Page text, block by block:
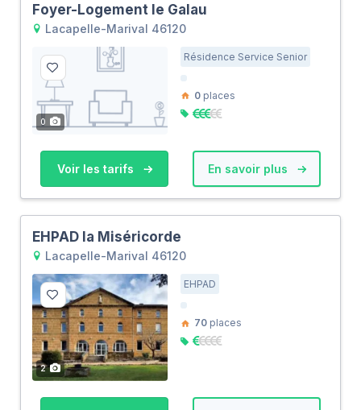
Foyer-Logement le Galau
Lacapelle-Marival 46120
0
Résidence Service Senior
0 places
Voir les tarifs En savoir plus
EHPAD la Miséricorde
Lacapelle-Marival 46120
2
EHPAD
70 places